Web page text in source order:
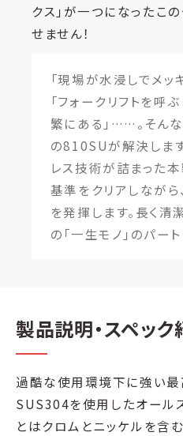
クス」が一つになったこ
せません！
「現場が水浸しでメッ
「フォークリフトを呼
繁にある」……。そんな
の810SUが解決しま
レス技術が詰まった
基準をクリアしなが
を発揮します。長く清
の「一生モノ」のパート
製品説明・スペック
過酷な使用環境下に強い最
SUS304を使用したオール
とはクロムとニッケルを含